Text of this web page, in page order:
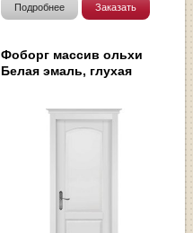
Подробнее Заказать
Фоборг массив ольхи
Белая эмаль, глухая